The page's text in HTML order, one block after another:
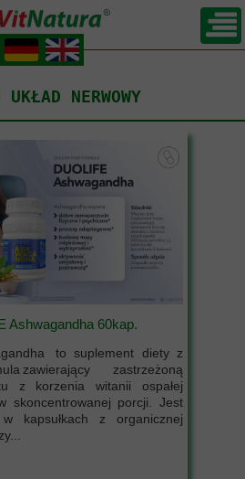
.
NERWOWY
Ashwagandha 60kap.
to suplement diety z
zawierający zastrzeżoną
z korzenia witanii ospałej
skoncentrowanej porcji. Jest
kapsułkach z organicznej